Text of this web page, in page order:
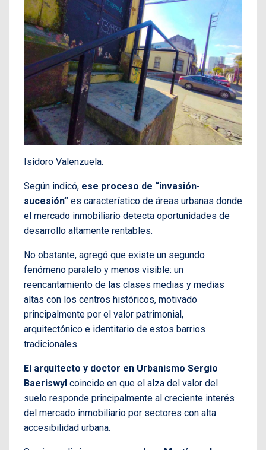
Isidoro Valenzuela.
Según indicó, ese proceso de “invasión-
sucesión” es característico de áreas urbanas donde
el mercado inmobiliario detecta oportunidades de
desarrollo altamente rentables.
No obstante, agregó que existe un segundo
fenómeno paralelo y menos visible: un
reencantamiento de las clases medias y medias
altas con los centros históricos, motivado
principalmente por el valor patrimonial,
arquitectónico e identitario de estos barrios
tradicionales.
El arquitecto y doctor en Urbanismo Sergio
Baeriswyl coincide en que el alza del valor del
suelo responde principalmente al creciente interés
del mercado inmobiliario por sectores con alta
accesibilidad urbana.